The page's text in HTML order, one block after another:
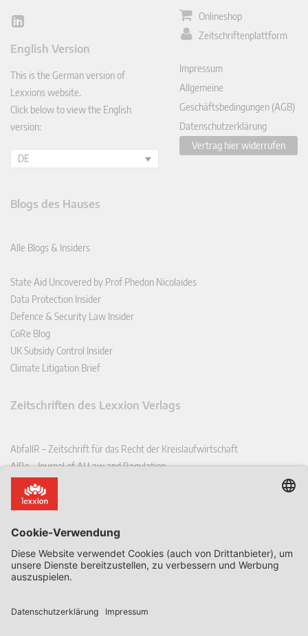
Lin
English Version
This is the German version of
Lexxions website.
Click below to view the English
version:
DE
Onlineshop
Zeitschriftenplattform
Impressum
Allgemeine
Geschäftsbedingungen (AGB)
Datenschutzerklärung
Vertrag hier widerrufen
Blogs des Hauses
Alle Blogs & Insiders
State Aid Uncovered by Prof Phedon Nicolaides
Data Protection Insider
Defence & Security Law Insider
CoRe Blog
UK Subsidy Control Insider
Climate Litigation Brief
Zeitschriften des Lexxion Verlags
AbfallR – Zeitschrift für das Recht der Kreislaufwirtschaft
AIRe – Journal of AI Law and Regulation
CCLR – Carbon & Climate Law Review
CoRe – European Competition and Regulatory Law Review
EDSeQ – European Defence & Security Law & Policy Quarterly
EFFL – European Food and Feed Law Review
EHPL – European Health & Pharmaceutical Law Review
EPPPL – European Procurement & Public Private Partnership Law
EStAL – European State Aid Law Quarterly